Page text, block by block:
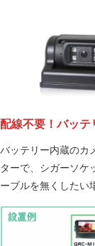
配線不要！バッテ
バッテリー内蔵のカ
ターで、シガーソケ
ーブルを無くしたい